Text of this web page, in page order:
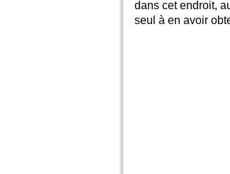
dans cet endroit,
seul à en avoir